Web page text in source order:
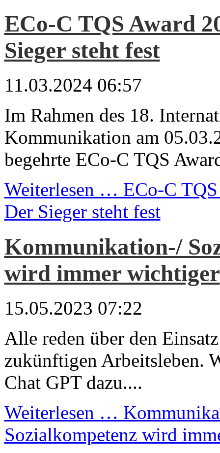
ECo-C TQS Award
Sieger steht fest
11.03.2024 06:57
Im Rahmen des 18.
Kommunikation am
begehrte ECo-C TQS
Weiterlesen … ECo-C
Der Sieger steht fest
Kommunikation-/
wird immer wichtiger
15.05.2023 07:22
Alle reden über den
zukünftigen Arbeitsleben.
Chat GPT dazu....
Weiterlesen …
Sozialkompetenz wird